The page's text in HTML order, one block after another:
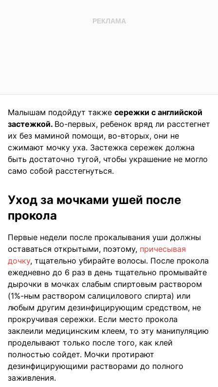
Малышам подойдут также сережки с английской
застежкой. Во-первых, ребенок вряд ли расстегнет
их без маминой помощи, во-вторых, они не
сжимают мочку уха. Застежка сережек должна
быть достаточно тугой, чтобы украшение не могло
само собой расстегнуться.
Уход за мочками ушей после
прокола
Первые недели после прокалывания уши должны
оставаться открытыми, поэтому, причесывая
дочку, тщательно убирайте волосы. После прокола
ежедневно до 6 раз в день тщательно промывайте
дырочки в мочках слабым спиртовым раствором
(1%-ным раствором салицилового спирта) или
любым другим дезинфицирующим средством, не
прокручивая сережки. Если место прокола
заклеили медицинским клеем, то эту манипуляцию
проделывают только после того, как клей
полностью сойдет. Мочки протирают
дезинфицирующими растворами до полного
заживления.